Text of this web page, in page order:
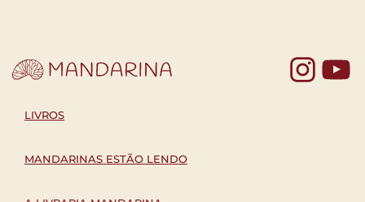
LIVROS
MANDARINAS ESTÃO LENDO